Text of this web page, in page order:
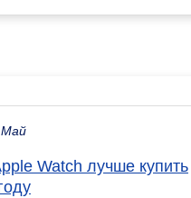
Май
Watch лучше купить